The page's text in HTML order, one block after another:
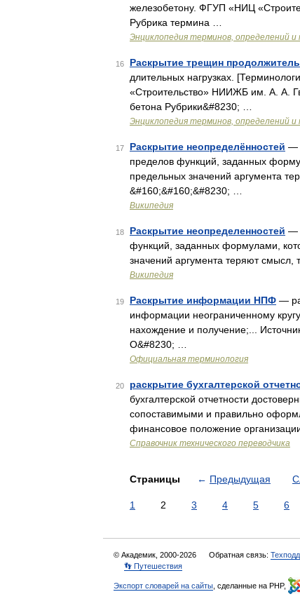
железобетону. ФГУП «НИЦ
Рубрика термина …
Энциклопедия терминов, определений
16 Раскрытие трещин
длительных нагрузках.
«Строительство» НИИЖБ им. А. А.
бетона Рубрики&#8230; …
Энциклопедия терминов, определений
17 Раскрытие неопределённостей —
пределов функций, заданных
предельных значений аргумента
&#160;&#160;&#8230; …
Википедия
18 Раскрытие неопределенностей —
функций, заданных формулами,
значений аргумента теряют смысл,
Википедия
19 Раскрытие информации НПФ —
информации неограниченному
нахождение и получение;...
О&#8230; …
Официальная терминология
20 раскрытие бухгалтерской
бухгалтерской отчетности
сопоставимыми и правильно
финансовое положение
Справочник технического переводчика
Страницы ← Предыдущая
1 2 3 4 5 6
© Академик, 2000-2026 Обратная связь:
👣 Путешествия
Экспорт словарей на сайты , сделанные на PHP,